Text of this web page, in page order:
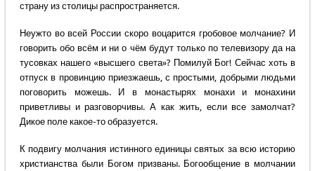
страну из столицы распространяется.
Неужто во всей России скоро воцарится гробовое молчание? И
говорить обо всём и ни о чём будут только по телевизору да на
тусовках нашего «высшего света»? Помилуй Бог! Сейчас хоть в
отпуск в провинцию приезжаешь, с простыми, добрыми людьми
поговорить можешь. И в монастырях монахи и монахини
приветливы и разговорчивы. А как жить, если все замолчат?
Дикое поле какое-то образуется.
К подвигу молчания истинного единицы святых за всю историю
христианства были Богом призваны. Богообщение в молчании